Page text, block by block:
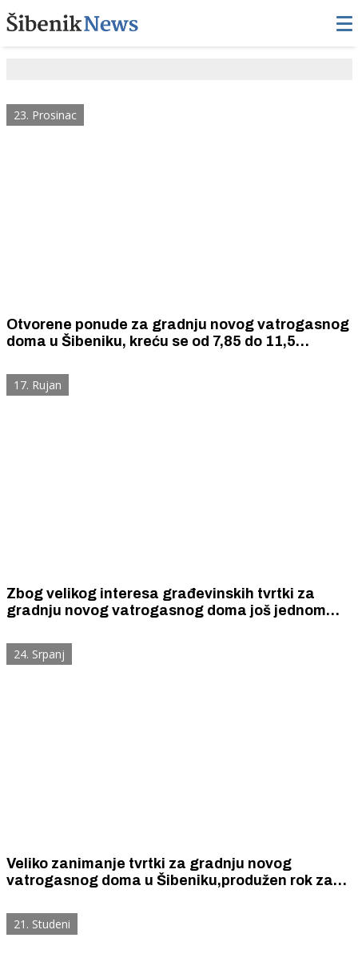
23. Prosinac
Otvorene ponude za gradnju novog vatrogasnog
doma u Šibeniku, kreću se od 7,85 do 11,5
17. Rujan
Zbog velikog interesa građevinskih tvrtki za
gradnju novog vatrogasnog doma još jednom
24. Srpanj
Veliko zanimanje tvrtki za gradnju novog
vatrogasnog doma u Šibeniku,produžen rok za
21. Studeni